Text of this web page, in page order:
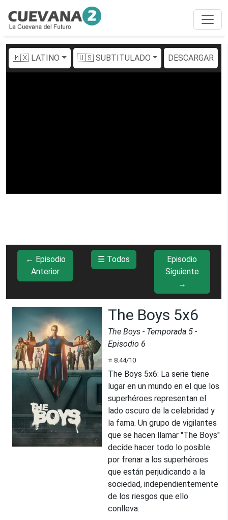
🇲🇽 LATINO 🇺🇸 SUBTITULADO DESCARGAR
← Episodio
Anterior
☰ Todos
Episodio
Siguiente
→
The Boys 5x6
The Boys - Temporada 5 -
Episodio 6
⭐ 8.44/10
The Boys 5x6: La serie tiene
lugar en un mundo en el que los
superhéroes representan el
lado oscuro de la celebridad y
la fama. Un grupo de vigilantes
que se hacen llamar "The Boys"
decide hacer todo lo posible
por frenar a los superhéroes
que están perjudicando a la
sociedad, independientemente
de los riesgos que ello
conlleva.